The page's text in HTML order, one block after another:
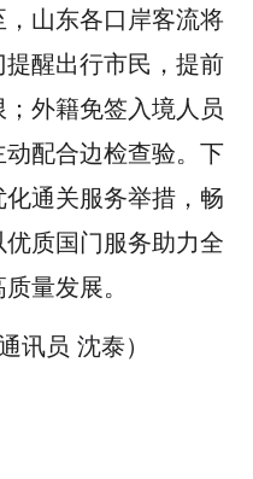
山东各口岸客流将
醒出行市民，提前
外籍免签入境人员
配合边检查验。下
通关服务举措，畅
质国门服务助力全
量发展。
讯员 沈泰）